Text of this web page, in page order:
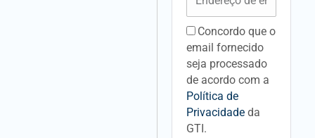
acceptancefieldid
Concordo que o
email fornecido
seja processado
de acordo com a
Política de
Privacidadeda
GTI.